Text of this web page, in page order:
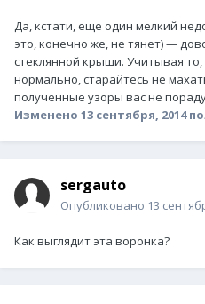
Да, кстати, еще один мелкий
это, конечно же, не тянет) —
стеклянной крыши. Учитывая
нормально, старайтесь не
полученные узоры вас не
Изменено 13 сентября, 2014
sergauto
Опубликовано 13
Как выглядит эта воронка?